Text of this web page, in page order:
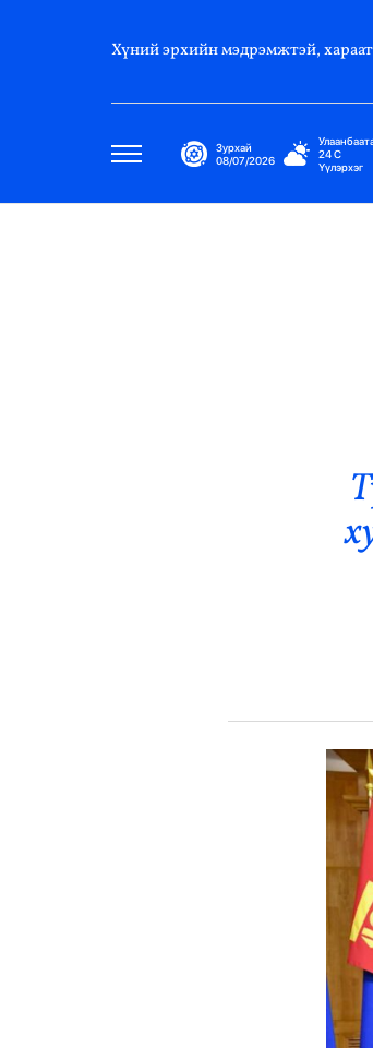
Хүний эрхийн мэдрэмжтэй, хараат
Зурхай
08/07/2026
24C
Үүлэрхэг
Эрэн